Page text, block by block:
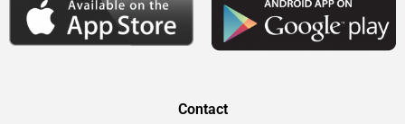
Contact